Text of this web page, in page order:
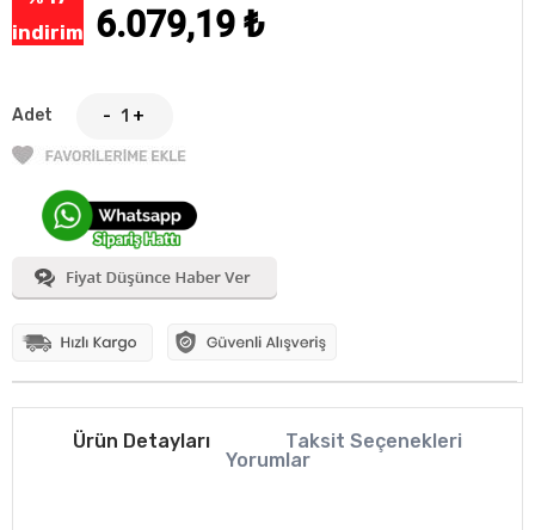
indirim
6.079,19 ₺
Adet +
-
Ürün Detayları
Taksit Seçenekleri
Yorumlar